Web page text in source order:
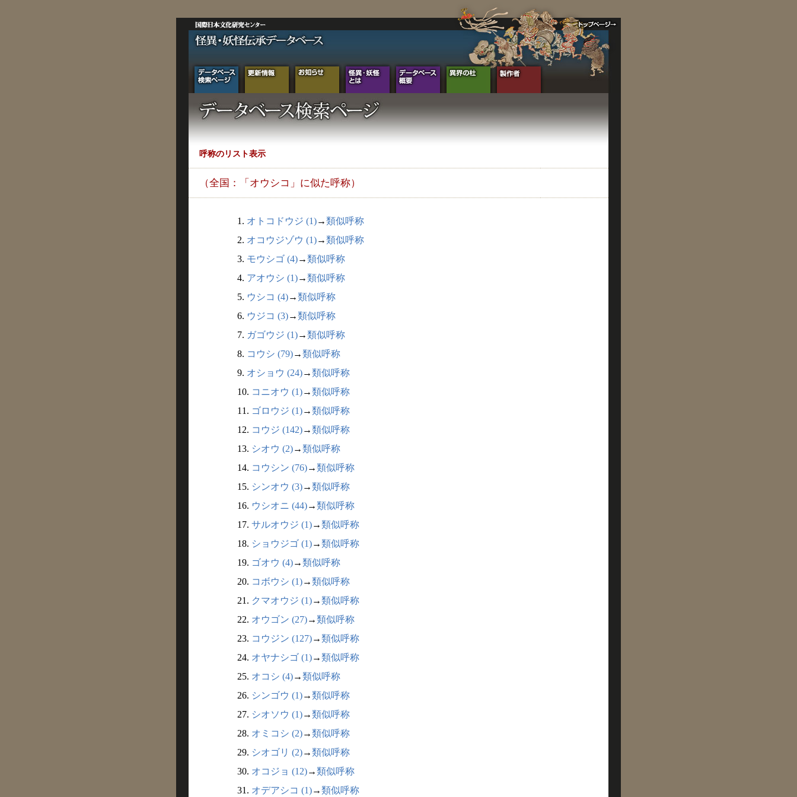
呼称のリスト表示
（全国：「オウシコ」に似た呼称）
1. オトコドウジ (1)→類似呼称
2. オコウジゾウ (1)→類似呼称
3. モウシゴ (4)→類似呼称
4. アオウシ (1)→類似呼称
5. ウシコ (4)→類似呼称
6. ウジコ (3)→類似呼称
7. ガゴウジ (1)→類似呼称
8. コウシ (79)→類似呼称
9. オショウ (24)→類似呼称
10. コニオウ (1)→類似呼称
11. ゴロウジ (1)→類似呼称
12. コウジ (142)→類似呼称
13. シオウ (2)→類似呼称
14. コウシン (76)→類似呼称
15. シンオウ (3)→類似呼称
16. ウシオニ (44)→類似呼称
17. サルオウジ (1)→類似呼称
18. ショウジゴ (1)→類似呼称
19. ゴオウ (4)→類似呼称
20. コボウシ (1)→類似呼称
21. クマオウジ (1)→類似呼称
22. オウゴン (27)→類似呼称
23. コウジン (127)→類似呼称
24. オヤナシゴ (1)→類似呼称
25. オコシ (4)→類似呼称
26. シンゴウ (1)→類似呼称
27. シオソウ (1)→類似呼称
28. オミコシ (2)→類似呼称
29. シオゴリ (2)→類似呼称
30. オコジョ (12)→類似呼称
31. オデアシコ (1)→類似呼称